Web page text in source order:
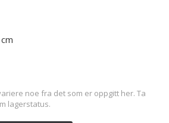
noe fra det som er oppgitt her. Ta
lagerstatus.